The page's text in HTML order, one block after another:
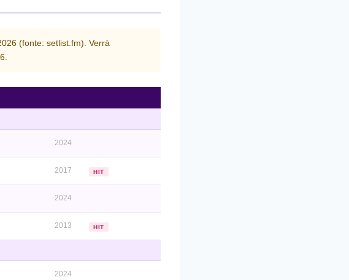
(fonte: setlist.fm). Verrà
2024
2017 HIT
2024
2013 HIT
2024